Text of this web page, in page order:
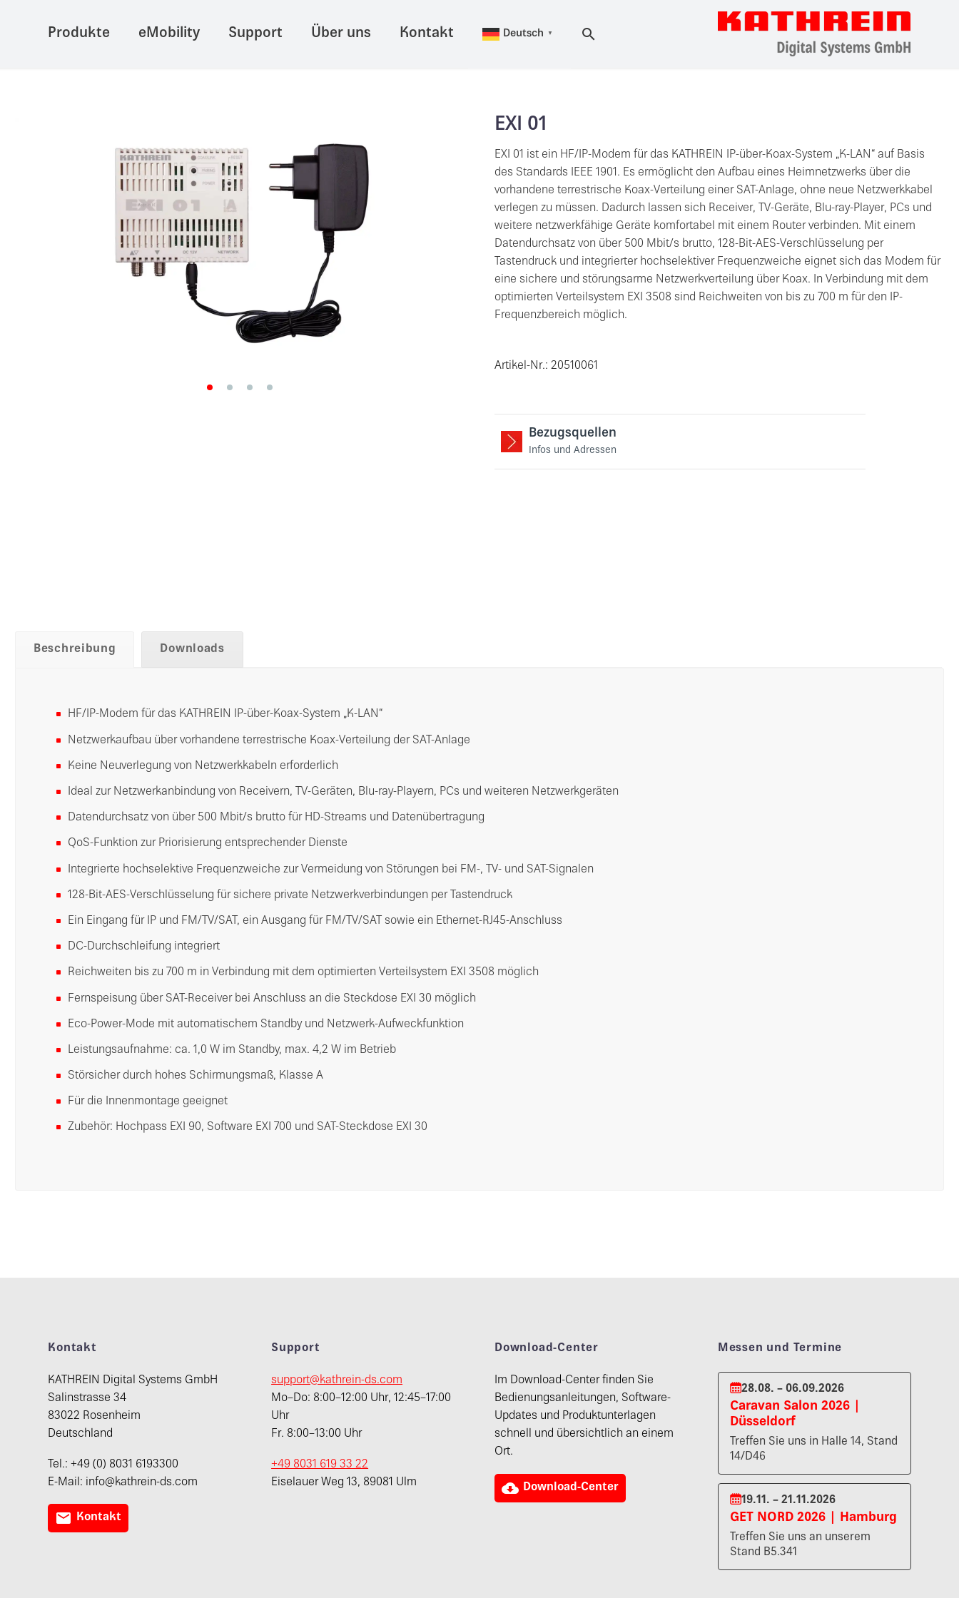
Produkte eMobility Support Über uns Kontakt Deutsch ▼
EXI 01
EXI 01 ist ein HF/IP-Modem für das KATHREIN IP-über-Koax-System „K-LAN“ auf Basis
des Standards IEEE 1901. Es ermöglicht den Aufbau eines Heimnetzwerks über die
vorhandene terrestrische Koax-Verteilung einer SAT-Anlage, ohne neue Netzwerkkabel
verlegen zu müssen. Dadurch lassen sich Receiver, TV-Geräte, Blu-ray-Player, PCs und
weitere netzwerkfähige Geräte komfortabel mit einem Router verbinden. Mit einem
Datendurchsatz von über 500 Mbit/s brutto, 128-Bit-AES-Verschlüsselung per
Tastendruck und integrierter hochselektiver Frequenzweiche eignet sich das Modem für
eine sichere und störungsarme Netzwerkverteilung über Koax. In Verbindung mit dem
optimierten Verteilsystem EXI 3508 sind Reichweiten von bis zu 700 m für den IP-
Frequenzbereich möglich.
Artikel-Nr.: 20510061
Bezugsquellen
Infos und Adressen
Beschreibung Downloads
HF/IP-Modem für das KATHREIN IP-über-Koax-System „K-LAN“
Netzwerkaufbau über vorhandene terrestrische Koax-Verteilung der SAT-Anlage
Keine Neuverlegung von Netzwerkkabeln erforderlich
Ideal zur Netzwerkanbindung von Receivern, TV-Geräten, Blu-ray-Playern, PCs und weiteren Netzwerkgeräten
Datendurchsatz von über 500 Mbit/s brutto für HD-Streams und Datenübertragung
QoS-Funktion zur Priorisierung entsprechender Dienste
Integrierte hochselektive Frequenzweiche zur Vermeidung von Störungen bei FM-, TV- und SAT-Signalen
128-Bit-AES-Verschlüsselung für sichere private Netzwerkverbindungen per Tastendruck
Ein Eingang für IP und FM/TV/SAT, ein Ausgang für FM/TV/SAT sowie ein Ethernet-RJ45-Anschluss
DC-Durchschleifung integriert
Reichweiten bis zu 700 m in Verbindung mit dem optimierten Verteilsystem EXI 3508 möglich
Fernspeisung über SAT-Receiver bei Anschluss an die Steckdose EXI 30 möglich
Eco-Power-Mode mit automatischem Standby und Netzwerk-Aufweckfunktion
Leistungsaufnahme: ca. 1,0 W im Standby, max. 4,2 W im Betrieb
Störsicher durch hohes Schirmungsmaß, Klasse A
Für die Innenmontage geeignet
Zubehör: Hochpass EXI 90, Software EXI 700 und SAT-Steckdose EXI 30
Kontakt
KATHREIN Digital Systems GmbH
Salinstrasse 34
83022 Rosenheim
Deutschland
Tel.: +49 (0) 8031 6193300
E-Mail: info@kathrein-ds.com
 Kontakt
Support
support@kathrein-ds.com
Mo–Do: 8:00–12:00 Uhr, 12:45–17:00
Uhr
Fr. 8:00–13:00 Uhr
+49 8031 619 33 22
Eiselauer Weg 13, 89081 Ulm
Download-Center
Im Download-Center finden Sie
Bedienungsanleitungen, Software-
Updates und Produktunterlagen
schnell und übersichtlich an einem
Ort.
 Download-Center
Messen und Termine
28.08. – 06.09.2026
Caravan Salon 2026 |
Düsseldorf
Treffen Sie uns in Halle 14, Stand
14/D46
19.11. – 21.11.2026
GET NORD 2026 | Hamburg
Treffen Sie uns an unserem
Stand B5.341